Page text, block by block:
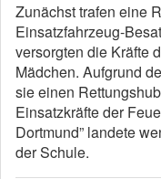
Zunächst trafen eine
Einsatzfahrzeug-
versorgten die Kräfte
Mädchen. Aufgrund
sie einen
Einsatzkräfte der
Dortmund” landete
der Schule.